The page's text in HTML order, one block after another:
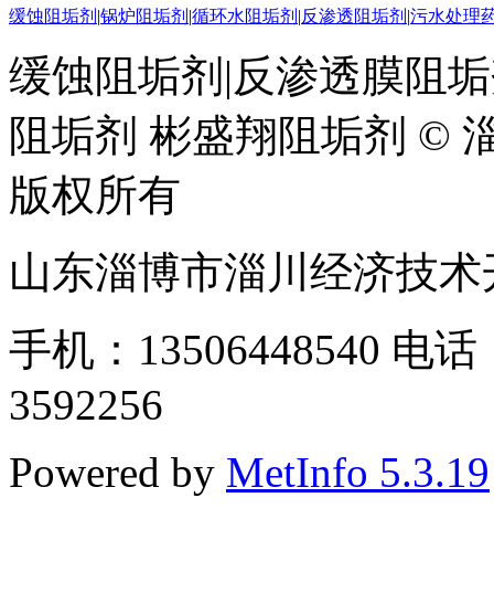
缓蚀阻垢剂 |锅炉阻垢剂 |循环水阻垢剂 |反渗透阻垢剂 |污水处理
缓蚀阻垢剂|反渗透膜阻
阻垢剂 彬盛翔阻垢剂 ©
版权所有
山东淄博市淄川经济技
手机：13506448540 电
3592256
Powered by MetInfo 5.3.19